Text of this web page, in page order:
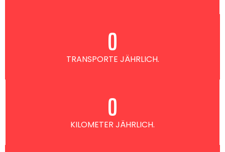
TRANSPORTE JÄHRLICH.
0
KILOMETER JÄHRLICH.
0